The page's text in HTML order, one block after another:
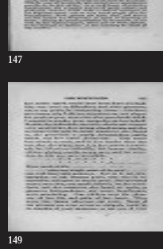
147
149